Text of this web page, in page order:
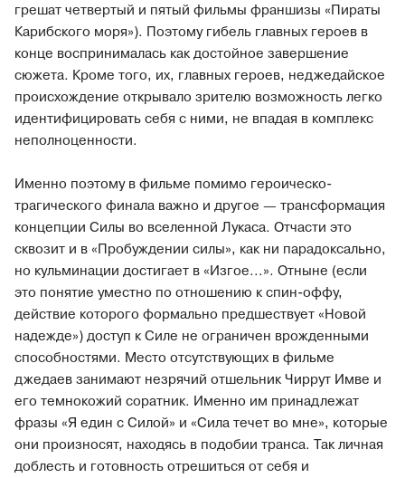
грешат четвертый и пятый фильмы франшизы «Пираты
Карибского моря»). Поэтому гибель главных героев в
конце воспринималась как достойное завершение
сюжета. Кроме того, их, главных героев, неджедайское
происхождение открывало зрителю возможность легко
идентифицировать себя с ними, не впадая в комплекс
неполноценности.
Именно поэтому в фильме помимо героическо-
трагического финала важно и другое — трансформация
концепции Силы во вселенной Лукаса. Отчасти это
сквозит и в «Пробуждении силы», как ни парадоксально,
но кульминации достигает в «Изгое...». Отныне (если
это понятие уместно по отношению к спин-оффу,
действие которого формально предшествует «Новой
надежде») доступ к Силе не ограничен врожденными
способностями. Место отсутствующих в фильме
джедаев занимают незрячий отшельник Чиррут Имве и
его темнокожий соратник. Именно им принадлежат
фразы «Я един с Силой» и «Сила течет во мне», которые
они произносят, находясь в подобии транса. Так личная
доблесть и готовность отрешиться от себя и